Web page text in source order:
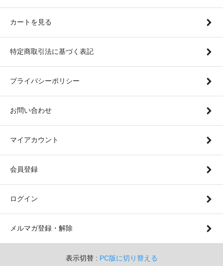
カートを見る
特定商取引法に基づく表記
プライバシーポリシー
お問い合わせ
マイアカウント
会員登録
ログイン
メルマガ登録・解除
表示切替 : PC版に切り替える